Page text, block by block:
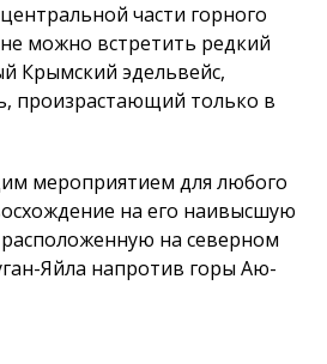
части горного
можно встретить редкий
Крымский эдельвейс,
произрастающий только в
мероприятием для любого
на его наивысшую
на северном
Яйла напротив горы Аю-